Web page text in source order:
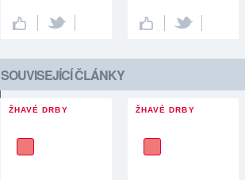
SOUVISEJÍCÍ ČLÁNKY
ŽHAVÉ DRBY ŽHAVÉ DRBY